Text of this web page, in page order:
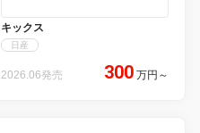
キックス
日産
2026.06発売 300 万円 ～